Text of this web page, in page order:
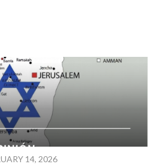
14, 2026